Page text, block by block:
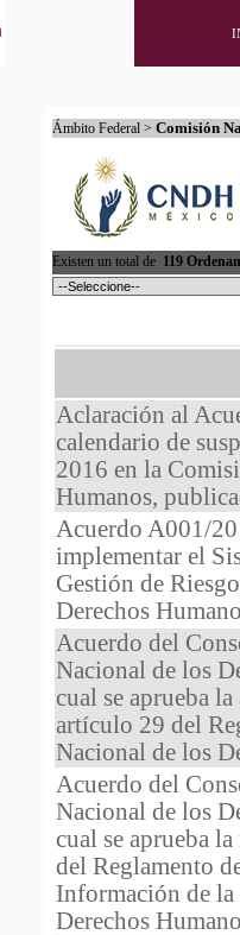
Ámbito Federal > Comisión
Existen un total de 119
Aclaración al
calendario de
2016 en la
Humanos,
Acuerdo A001/
implementar el
Gestión de
Derechos
Acuerdo del
Nacional de los
cual se aprueba
artículo 29 del
Nacional de los
Acuerdo del
Nacional de los
cual se aprueba
del Reglamento
Información de
Derechos